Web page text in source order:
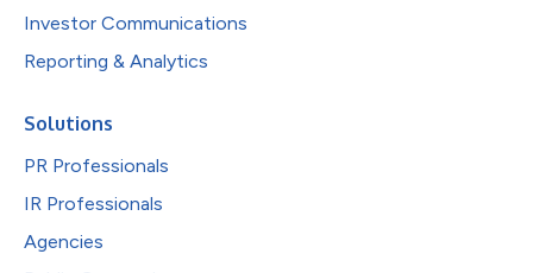
Investor Communications
Reporting & Analytics
Solutions
PR Professionals
IR Professionals
Agencies